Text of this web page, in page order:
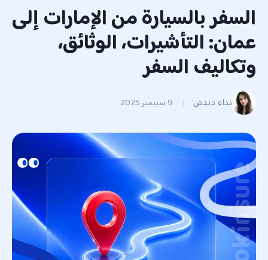
السفر بالسيارة من الإمارات إلى
عمان: التأشيرات، الوثائق،
وتكاليف السفر
نداء دندش | 9 سبتمبر 2025